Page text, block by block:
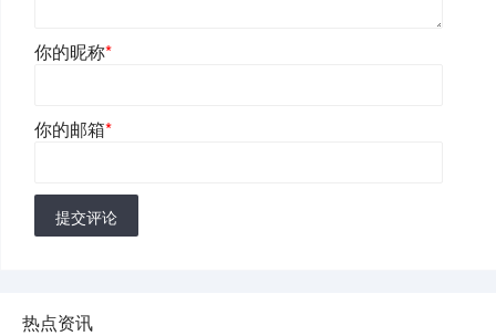
你的昵称*
你的邮箱*
提交评论
热点资讯